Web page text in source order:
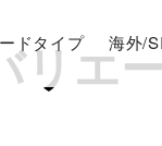
ドタイプ 海外/
リエ